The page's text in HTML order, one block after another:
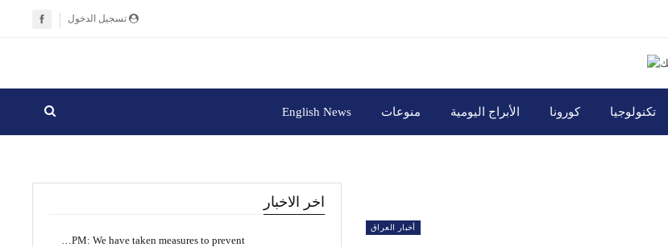
تسجيل الدخول
تكنولوجيا كورونا الأبراج اليومية منوعات English News
أخبار العراق
اخر الاخبار
PM: We have taken measures to prevent…